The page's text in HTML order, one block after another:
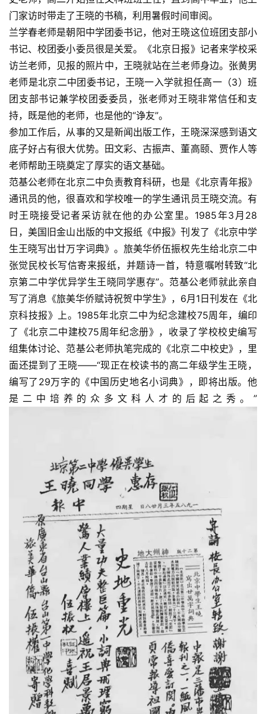
门家访时带走了王晓的书稿，利用暑假时间审阅。
兰学春老师是朝阳中学团委书记，他对王晓这位班团支部小
书记、校团委小委员很是关爱。《北京日报》记者来学校采
访兰老师，见报的照片中，王晓就站在兰老师身边。张黄男
老师是北京二中团委书记，王晓一入学就担任高一（3）班
团支部书记兼学校团委委员，张老师对王晓非常信任和支
持，既是他的老师，也是他的“诤友”。
参加工作后，从事的又是新闻出版工作，王晓深深感到语文
底子好占有很大优势。田文彩、古振声、董高颐、贾作人等
老师帮助王晓奠定了厚实的语文基础。
范基公老师在北京二中负责教育科研，也是《北京青年报》
通讯员的他，很喜欢和学校唯一的学生通讯员王晓交流。有
时王晓接受记者采访就在他的办公室里。1985年3月28
日，美国旧金山出版的中文报纸《中报》刊发了《北京中学
生王晓写出廿万字词典》。旅美华侨伍振权先生给北京二中
张觉民校长写信寄来报纸，并题诗一首，特意嘱咐转致“北
京第二中学优异学生王晓同学惠存”。范基公老师就此亲自
写了消息《旅美华侨赋诗祝贺中学生》，6月1日刊发在《北
京科技报》上。1985年北京二中为纪念建校75周年，编印
了《北京二中建校75周年纪念册》，收录了学校校史编写
组集体讨论、范基公老师执笔完成的《北京二中校史》，里
面还提到了王晓——“现正在校读书的高二年级学生王晓，
编写了29万字的《中国历史地名小词典》，即将出版。他
是二中培养的众多文科人才的后起之秀。”